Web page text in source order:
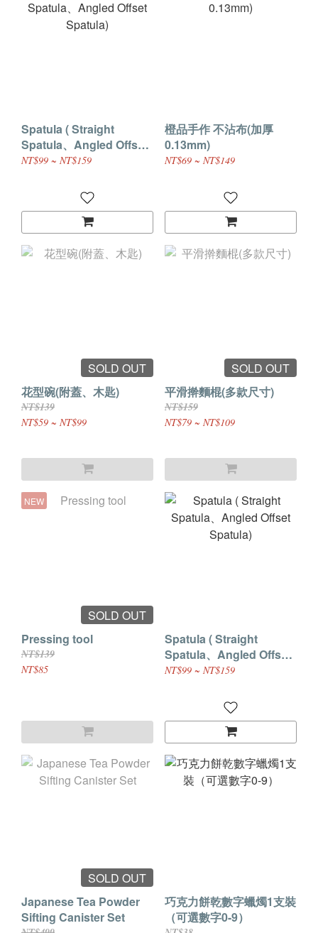
Spatula ( Straight
Spatula、Angled Offset
Spatula)
NT$99 ~ NT$159
橙品手作 不沾布(加厚
0.13mm)
NT$69 ~ NT$149
SOLD OUT
花型碗(附蓋、木匙)
NT$139
NT$59 ~ NT$99
SOLD OUT
平滑擀麵棍(多款尺寸)
NT$159
NT$79 ~ NT$109
NEW
SOLD OUT
Pressing tool
NT$139
NT$85
Spatula ( Straight
Spatula、Angled Offset
Spatula)
NT$99 ~ NT$159
SOLD OUT
Japanese Tea Powder
Sifting Canister Set
巧克力餅乾數字蠟燭1支裝
（可選數字0-9）